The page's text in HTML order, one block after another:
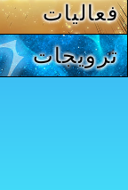
فعاليات
ترويجات